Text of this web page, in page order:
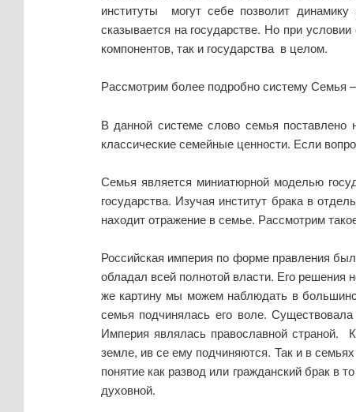
институты могут себе позволит
сказывается на государстве. Но при
компонентов, так и государства в целом.
Рассмотрим более подробно систему Семья
В данной системе слово семья
классические семейные ценности. Если
Семья является миниатюрной моделью
государства. Изучая институт брака в
находит отражение в семье. Рассмотрим
Российская империя по форме правления
обладал всей полнотой власти. Его
же картину мы можем наблюдать в
семья подчинялась его воле.
Империя являлась православной страной.
земле, ив се ему подчиняются. Так и в
понятие как развод или гражданский брак в
духовной.